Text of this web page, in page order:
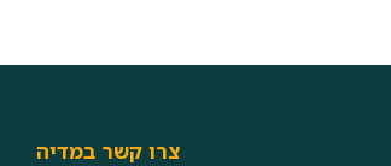
צרו קשר במדיה